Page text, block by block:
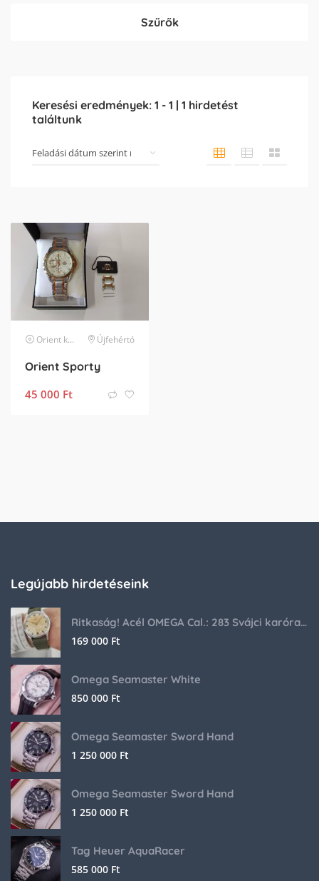
Szűrők
Keresési eredmények: 1 - 1 | 1 hirdetést
találtunk
Orient karóra Újfehértó
Orient Sporty
45 000 Ft
Legújabb hirdetéseink
Ritkaság! Acél OMEGA Cal.: 283 Svájci karóra 1953-ból!
169 000 Ft
Omega Seamaster White
850 000 Ft
Omega Seamaster Sword Hand
1 250 000 Ft
Omega Seamaster Sword Hand
1 250 000 Ft
Tag Heuer AquaRacer
585 000 Ft